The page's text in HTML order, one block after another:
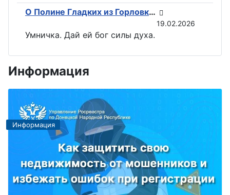
О Полине Гладких из Горловки снимут документальный фильм
19.02.2026
Умничка. Дай ей бог силы духа.
Информация
Информация